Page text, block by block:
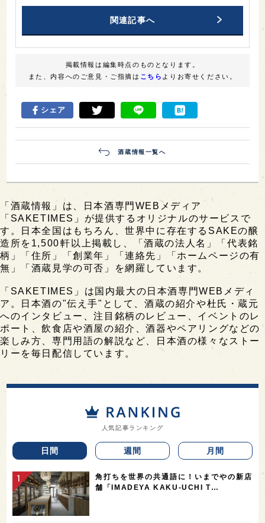
関連記事へ
掲載情報は編集時点のものとなります。
また、内容へのご意見・ご指摘は こちら よりお寄せください。
シェア
酒蔵情報一覧へ
「酒蔵情報」は、日本酒専門WEBメディア
「SAKETIMES」が提供するオリジナルのサービスで
す。日本全国はもちろん、世界中に存在するSAKEの醸
造所を1,500軒以上掲載し、「酒蔵の法人名」「代表銘
柄」「住所」「創業年」「連絡先」「ホームページの有
無」「酒蔵見学の可否」を網羅しています。
「SAKETIMES」は国内最大の日本酒専門WEBメディ
ア。日本酒の"伝え手"として、酒蔵の紹介や杜氏・蔵元
へのインタビュー、注目銘柄のレビュー、イベントのレ
ポート、飲食店や酒屋の紹介、酒器やペアリングなどの
楽しみ方、専門用語の解説など、日本酒の様々なストー
リーを毎日配信しています。
人気記事ランキング
日間 週間 月間
角打ちを世界の共通語に！いまでやの新店
舗「IMADEYA KAKU-UCHI T…